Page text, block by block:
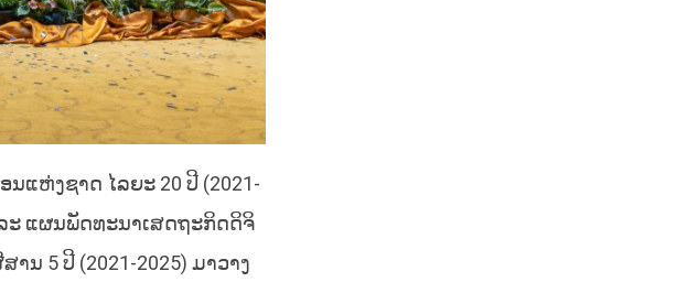
ແຫ່ງຊາດ ໄລຍະ 20 ປີ (2021-
ະ ແຜນພັດທະນາເສດຖະກິດດິຈິ
ນ 5 ປີ (2021-2025) ມາວາງ